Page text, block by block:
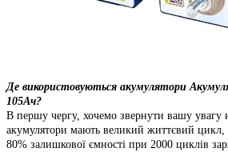
Де використовуються акумулятори
105Aч?
В першу чергу, хочемо звернути вашу увагу
акумулятори мають великий життєвий цикл,
80% залишкової ємності при 2000 циклів